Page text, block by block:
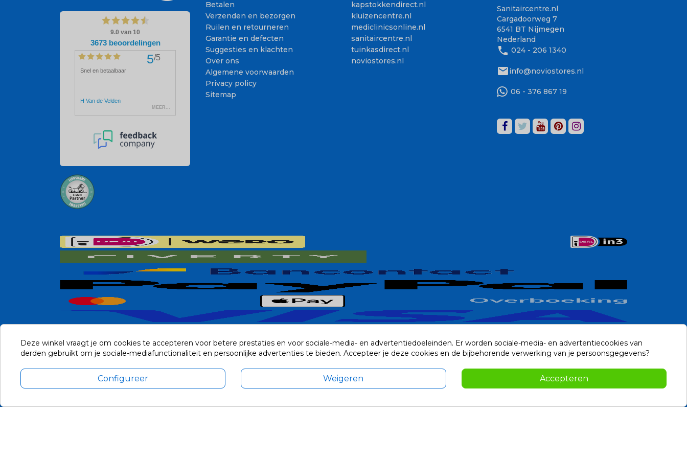
Betalen
Verzenden en bezorgen
Ruilen en retourneren
Garantie en defecten
Suggesties en klachten
Over ons
Algemene voorwaarden
Privacy policy
Sitemap
kapstokkendirect.nl
kluizencentre.nl
mediclinicsonline.nl
sanitaircentre.nl
tuinkasdirect.nl
noviostores.nl
Sanitaircentre.nl
Cargadoorweg 7
6541 BT Nijmegen
Nederland
phone 024 - 206 1340
mailinfo@noviostores.nl
06 - 376 867 19
Alle prijzen zijn in Euro, inclusief BTW en andere heffingen en exclusief eventuele verzendkosten.
© 2014-2026 Noviostores.nl. Alle rechten voorbehouden.
Deze winkel vraagt je om cookies te accepteren voor betere prestaties en voor sociale-media- en advertentiedoeleinden. Er worden sociale-media- en advertentiecookies van
derden gebruikt om je sociale-mediafunctionaliteit en persoonlijke advertenties te bieden. Accepteer je deze cookies en de bijbehorende verwerking van je persoonsgegevens?
Configureer Weigeren Accepteren